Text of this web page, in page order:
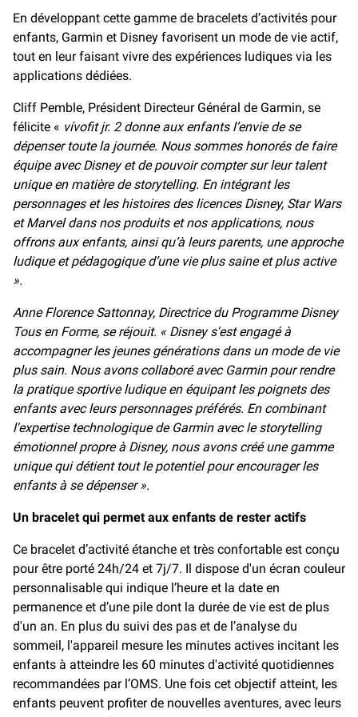
En développant cette gamme de bracelets d’activités pour
enfants, Garmin et Disney favorisent un mode de vie actif,
tout en leur faisant vivre des expériences ludiques via les
applications dédiées.
Cliff Pemble, Président Directeur Général de Garmin, se
félicite « vívofit jr. 2 donne aux enfants l’envie de se
dépenser toute la journée. Nous sommes honorés de faire
équipe avec Disney et de pouvoir compter sur leur talent
unique en matière de storytelling. En intégrant les
personnages et les histoires des licences Disney, Star Wars
et Marvel dans nos produits et nos applications, nous
offrons aux enfants, ainsi qu’à leurs parents, une approche
ludique et pédagogique d’une vie plus saine et plus active
».
Anne Florence Sattonnay, Directrice du Programme Disney
Tous en Forme, se réjouit. « Disney s'est engagé à
accompagner les jeunes générations dans un mode de vie
plus sain. Nous avons collaboré avec Garmin pour rendre
la pratique sportive ludique en équipant les poignets des
enfants avec leurs personnages préférés. En combinant
l'expertise technologique de Garmin avec le storytelling
émotionnel propre à Disney, nous avons créé une gamme
unique qui détient tout le potentiel pour encourager les
enfants à se dépenser ».
Un bracelet qui permet aux enfants de rester actifs
Ce bracelet d’activité étanche et très confortable est conçu
pour être porté 24h/24 et 7j/7. Il dispose d'un écran couleur
personnalisable qui indique l’heure et la date en
permanence et d’une pile dont la durée de vie est de plus
d'un an. En plus du suivi des pas et de l’analyse du
sommeil, l'appareil mesure les minutes actives incitant les
enfants à atteindre les 60 minutes d'activité quotidiennes
recommandées par l’OMS. Une fois cet objectif atteint, les
enfants peuvent profiter de nouvelles aventures, avec leurs